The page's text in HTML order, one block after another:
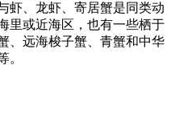
虾、龙虾、寄居蟹是同类动
里或近海区，也有一些栖于
、远海梭子蟹、青蟹和中华
。